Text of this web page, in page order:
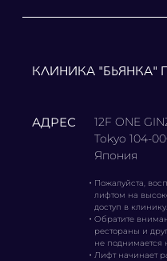
КЛИНИКА "БЬЯНКА"
АДРЕС
12F ONE
Tokyo 104-
Япония
・ Пожалуйста,
лифтом на
доступ в клинику.
・ Обратите
рестораны и
не поднимается
・ Лифт начинает